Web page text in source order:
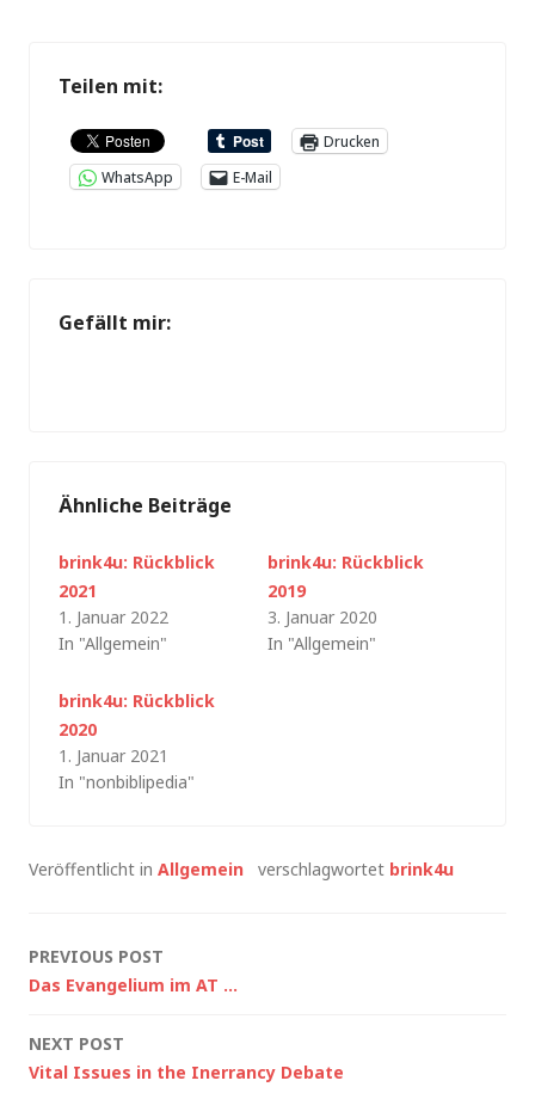
Teilen mit:
Drucken
WhatsApp
E-Mail
Gefällt mir:
Ähnliche Beiträge
brink4u: Rückblick
2021
1. Januar 2022
In "Allgemein"
brink4u: Rückblick
2019
3. Januar 2020
In "Allgemein"
brink4u: Rückblick
2020
1. Januar 2021
In "nonbiblipedia"
Veröffentlicht in Allgemein verschlagwortet brink4u
Post
PREVIOUS POST
Das Evangelium im AT …
NEXT POST
Vital Issues in the Inerrancy Debate